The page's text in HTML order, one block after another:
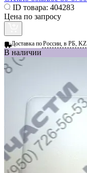
ID товара: 404283
Цена по запросу
Доставка поРоссии, в РБ, KZ
В наличии